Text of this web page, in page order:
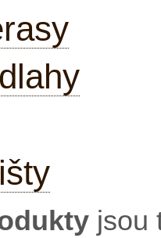
jsou